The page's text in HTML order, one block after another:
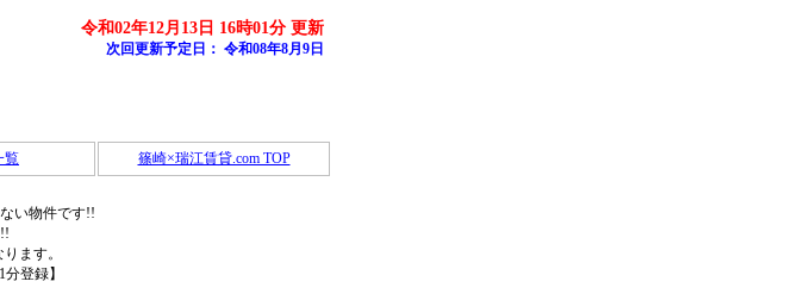
令和02年12月13日 16時01分 更新
次回更新予定日： 令和08年8月9日
覧 篠崎×瑞江賃貸.com TOP
い物件です!!
ます。
登録】